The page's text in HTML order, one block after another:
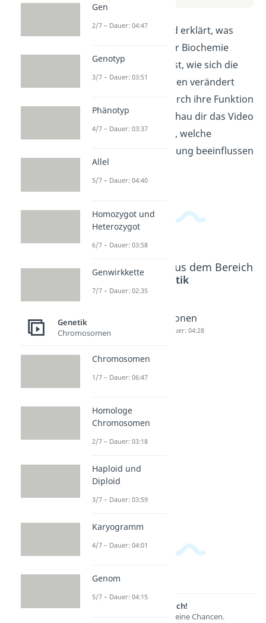
In diesem Video wird erklärt, was
Denaturierung in der Biochemie
bedeutet. Du erfährst, wie sich die
Struktur von Proteinen verändert
und warum sie dadurch ihre Funktion
verlieren können. Schau dir das Video
an, um zu verstehen, welche
Faktoren Denaturierung beeinflussen
können.
Beliebte Inhalte aus dem Bereich
Genetik
Gelelekt
rophore
Dauer: 04:25 Dauer: 04:50
Klonen
Dauer: 04:28
Lernen lohnt sich!
Entdecke hier deine Chancen.
Gen
2/7 – Dauer: 04:47
Genotyp
3/7 – Dauer: 03:51
Phänotyp
4/7 – Dauer: 03:37
Allel
5/7 – Dauer: 04:40
Homozygot und
Heterozygot
6/7 – Dauer: 03:58
Genwirkkette
7/7 – Dauer: 02:35
Genetik
Chromosomen
Chromosomen
1/7 – Dauer: 06:47
Homologe
Chromosomen
2/7 – Dauer: 03:18
Haploid und
Diploid
3/7 – Dauer: 03:59
Karyogramm
4/7 – Dauer: 04:01
Genom
5/7 – Dauer: 04:15